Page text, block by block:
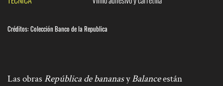
Créditos: Colección Banco de la Republica
Las obras República de bananasyBalanceestán